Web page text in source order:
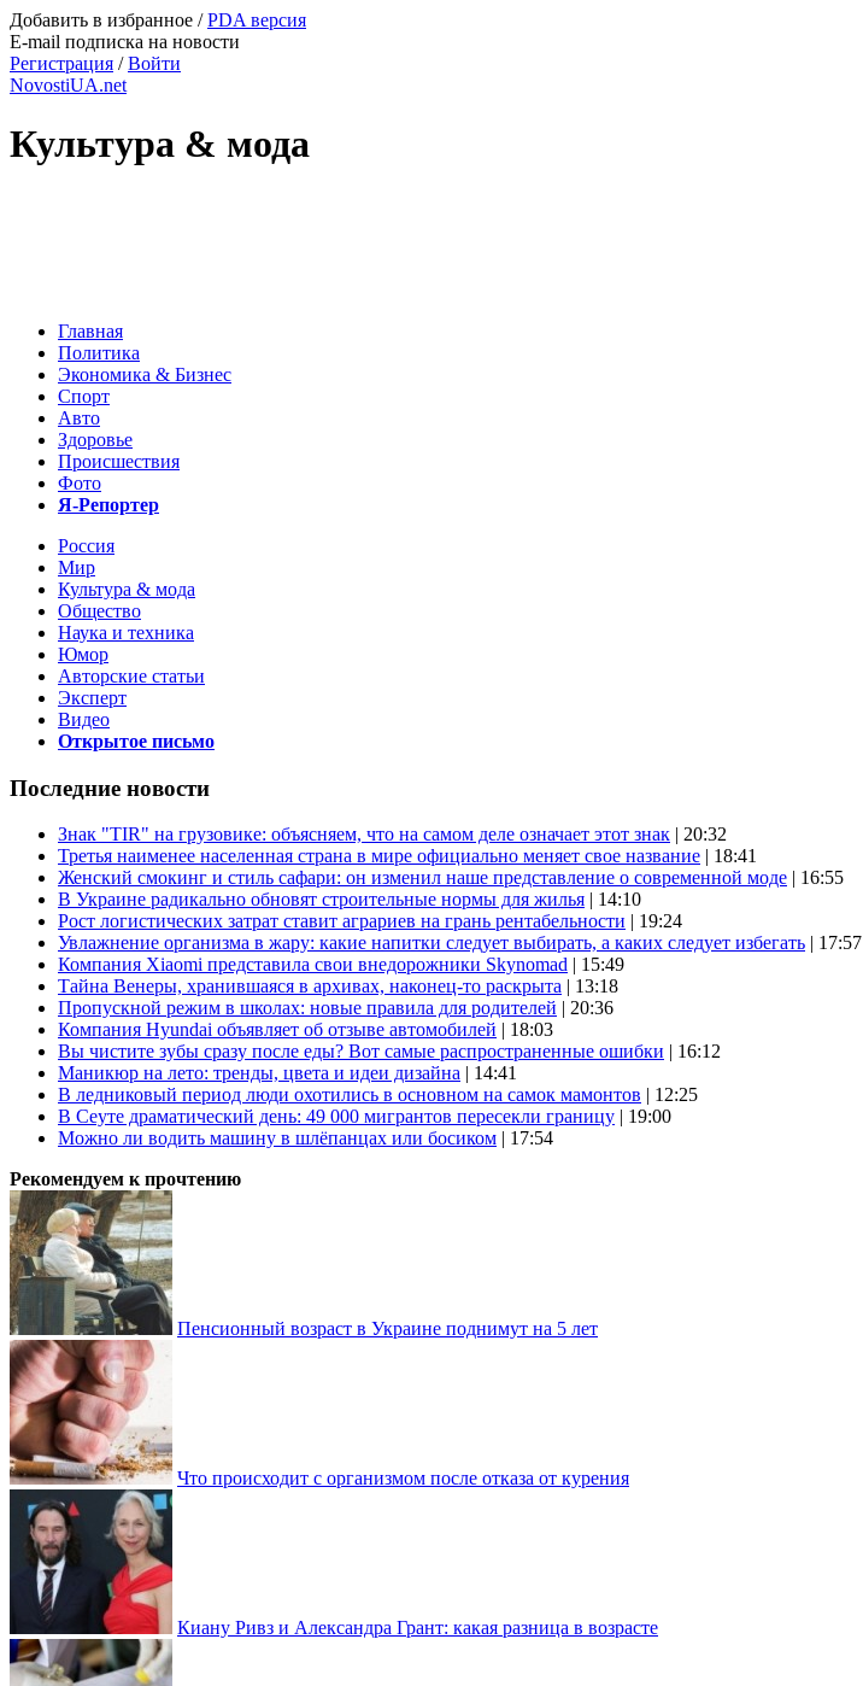
Добавить в избранное /PDA версия
E-mail подписка на новости
Регистрация /Войти
NovostiUA.net
Культура & мода
Главная
Политика
Экономика & Бизнес
Спорт
Авто
Здоровье
Происшествия
Фото
Я-Репортер
Россия
Мир
Культура & мода
Общество
Наука и техника
Юмор
Авторские статьи
Эксперт
Видео
Открытое письмо
Последние новости
Знак "TIR" на грузовике: объясняем, что на самом деле означает этот знак | 20:32
Третья наименее населенная страна в мире официально меняет свое название | 18:41
Женский смокинг и стиль сафари: он изменил наше представление о современной моде | 16:55
В Украине радикально обновят строительные нормы для жилья | 14:10
Рост логистических затрат ставит аграриев на грань рентабельности | 19:24
Увлажнение организма в жару: какие напитки следует выбирать, а каких следует избегать | 17:57
Компания Xiaomi представила свои внедорожники Skynomad | 15:49
Тайна Венеры, хранившаяся в архивах, наконец-то раскрыта | 13:18
Пропускной режим в школах: новые правила для родителей | 20:36
Компания Hyundai объявляет об отзыве автомобилей | 18:03
Вы чистите зубы сразу после еды? Вот самые распространенные ошибки | 16:12
Маникюр на лето: тренды, цвета и идеи дизайна | 14:41
В ледниковый период люди охотились в основном на самок мамонтов | 12:25
В Сеуте драматический день: 49 000 мигрантов пересекли границу | 19:00
Можно ли водить машину в шлёпанцах или босиком | 17:54
Рекомендуем к прочтению
Пенсионный возраст в Украине поднимут на 5 лет
Что происходит с организмом после отказа от курения
Киану Ривз и Александра Грант: какая разница в возрасте